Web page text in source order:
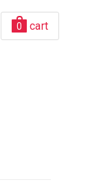
0 cart